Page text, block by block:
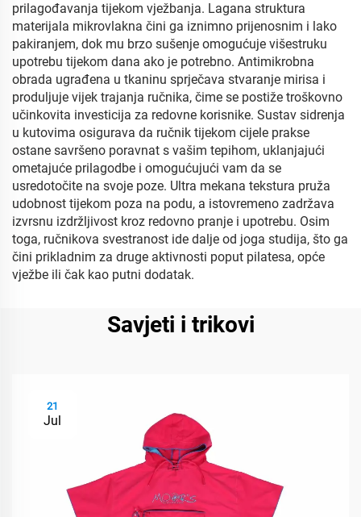
prilagođavanja tijekom vježbanja. Lagana struktura
materijala mikrovlakna čini ga iznimno prijenosnim i lako
pakiranjem, dok mu brzo sušenje omogućuje višestruku
upotrebu tijekom dana ako je potrebno. Antimikrobna
obrada ugrađena u tkaninu sprječava stvaranje mirisa i
produljuje vijek trajanja ručnika, čime se postiže troškovno
učinkovita investicija za redovne korisnike. Sustav sidrenja
u kutovima osigurava da ručnik tijekom cijele prakse
ostane savršeno poravnat s vašim tepihom, uklanjajući
ometajuće prilagodbe i omogućujući vam da se
usredotočite na svoje poze. Ultra mekana tekstura pruža
udobnost tijekom poza na podu, a istovremeno zadržava
izvrsnu izdržljivost kroz redovno pranje i upotrebu. Osim
toga, ručnikova svestranost ide dalje od joga studija, što ga
čini prikladnim za druge aktivnosti poput pilatesa, opće
vježbe ili čak kao putni dodatak.
Savjeti i trikovi
21
Jul